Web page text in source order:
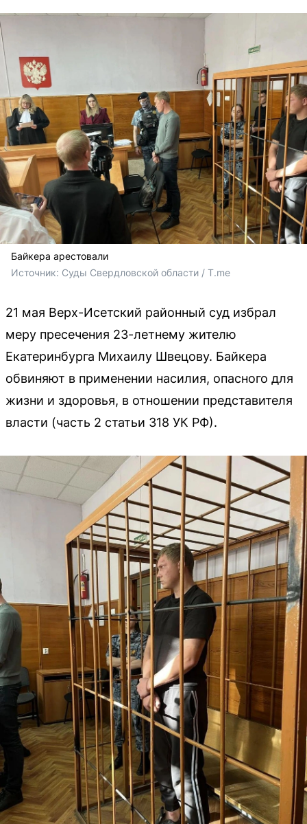
Байкера арестовали
Источник: Суды Свердловской области / T.me
21 мая Верх-Исетский районный суд избрал
меру пресечения 23-летнему жителю
Екатеринбурга Михаилу Швецову. Байкера
обвиняют в применении насилия, опасного для
жизни и здоровья, в отношении представителя
власти (часть 2 статьи 318 УК РФ).